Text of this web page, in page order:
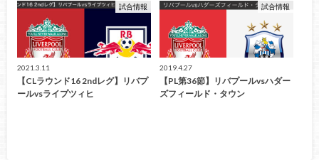
試合情報
2021.3.11
【CLラウンド16 2ndレグ】リバプ
ールvsライプツィヒ
試合情報
2019.4.27
【PL第36節】リバプールvsハダー
ズフィールド・タウン